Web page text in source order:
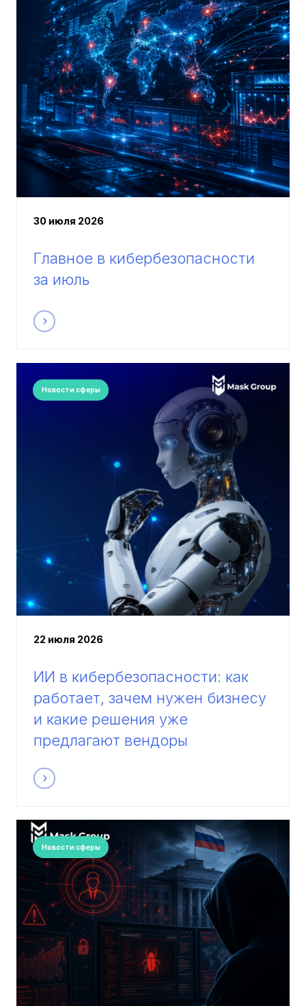
30 июля 2026
Главное в кибербезопасности
за июль
Новости сферы
22 июля 2026
ИИ в кибербезопасности: как
работает, зачем нужен бизнесу
и какие решения уже
предлагают вендоры
Новости сферы